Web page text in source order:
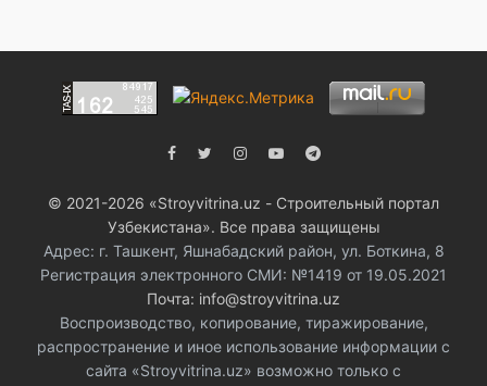
© 2021-2026 «Stroyvitrina.uz - Строительный портал
Узбекистана». Все права защищены
Адрес: г. Ташкент, Яшнабадский район, ул. Боткина, 8
Регистрация электронного СМИ: №1419 от 19.05.2021
Почта: info@stroyvitrina.uz
Воспроизводство, копирование, тиражирование,
распространение и иное использование информации с
сайта «Stroyvitrina.uz» возможно только с